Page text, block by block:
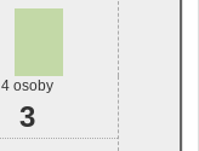
4 osoby
3